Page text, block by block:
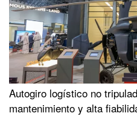
Autogiro logístico no
mantenimiento y alta